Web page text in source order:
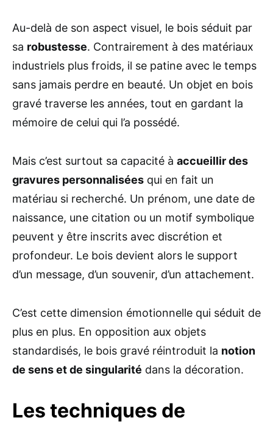
Au-delà de son aspect visuel, le bois séduit par
sa robustesse. Contrairement à des matériaux
industriels plus froids, il se patine avec le temps
sans jamais perdre en beauté. Un objet en bois
gravé traverse les années, tout en gardant la
mémoire de celui qui l’a possédé.
Mais c’est surtout sa capacité à accueillir des
gravures personnalisées qui en fait un
matériau si recherché. Un prénom, une date de
naissance, une citation ou un motif symbolique
peuvent y être inscrits avec discrétion et
profondeur. Le bois devient alors le support
d’un message, d’un souvenir, d’un attachement.
C’est cette dimension émotionnelle qui séduit de
plus en plus. En opposition aux objets
standardisés, le bois gravé réintroduit la notion
de sens et de singularité dans la décoration.
Les techniques de